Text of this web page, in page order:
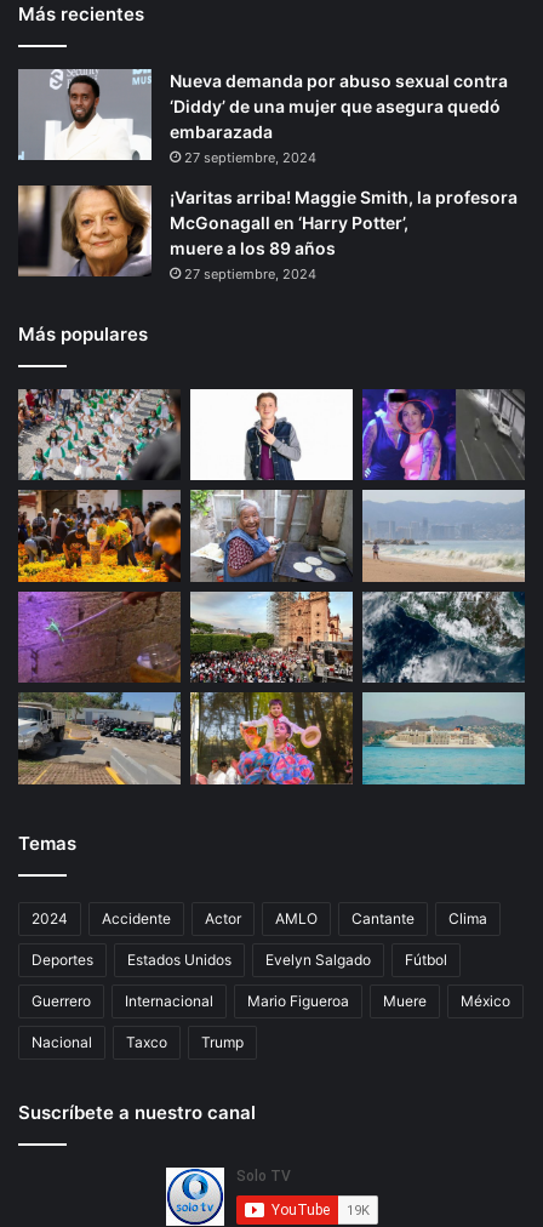
Más recientes
Nueva demanda por abuso sexual contra
‘Diddy’ de una mujer que asegura quedó
embarazada
27 septiembre, 2024
¡Varitas arriba! Maggie Smith, la profesora
McGonagall en ‘Harry Potter’,
muere a los 89 años
27 septiembre, 2024
Más populares
Temas
2024 Accidente Actor AMLO Cantante Clima
Deportes Estados Unidos Evelyn Salgado Fútbol
Guerrero Internacional Mario Figueroa Muere México
Nacional Taxco Trump
Suscríbete a nuestro canal